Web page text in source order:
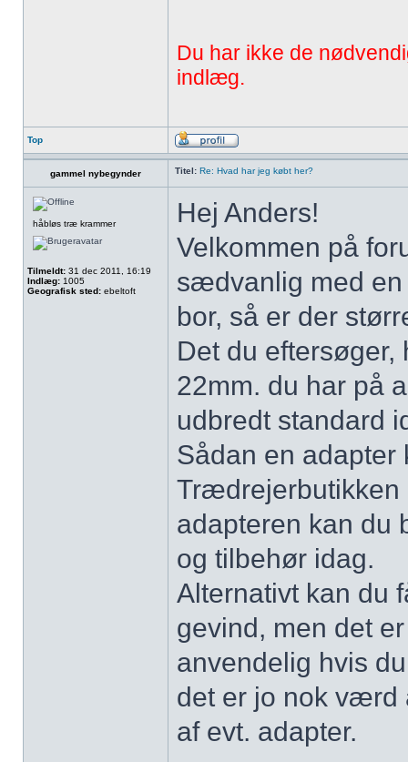
Du har ikke de
indlæg.
Top
gammel nybegynder Titel: Re: Hvad har jeg købt her?
håbløs træ krammer
Tilmeldt: 31 dec 2011, 16:19
Indlæg: 1005
Geografisk sted: ebeltoft
Hej Anders!
Velkommen på
sædvanlig med en
bor, så er der
Det du
22mm. du har på
udbredt standard
Sådan en adapter
Trædrejerbutikken
adapteren kan
og tilbehør idag.
Alternativt kan du
gevind, men det
anvendelig hvis
det er jo nok værd
af evt. adapter.